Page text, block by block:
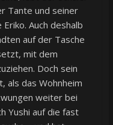
Tante und seiner
Auch deshalb
auf der Tasche
mit dem
Doch sein
als das Wohnheim
weiter bei
Yushi auf die fast